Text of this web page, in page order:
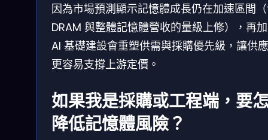
因為市場預測顯示記憶體成長仍在加速區間
DRAM 與整體記憶體營收的量級上修），再
AI 基礎建設會重塑供需與採購優先級，讓供
更容易支撐上游定價。
如果我是採購或工程端，要
降低記憶體風險？